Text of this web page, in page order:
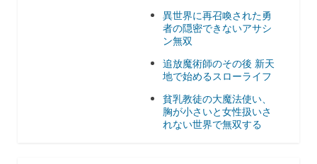
異世界に再召喚された勇
者の隠密できないアサシ
ン無双
追放魔術師のその後 新天
地で始めるスローライフ
貧乳教徒の大魔法使い、
胸が小さいと女性扱いさ
れない世界で無双する